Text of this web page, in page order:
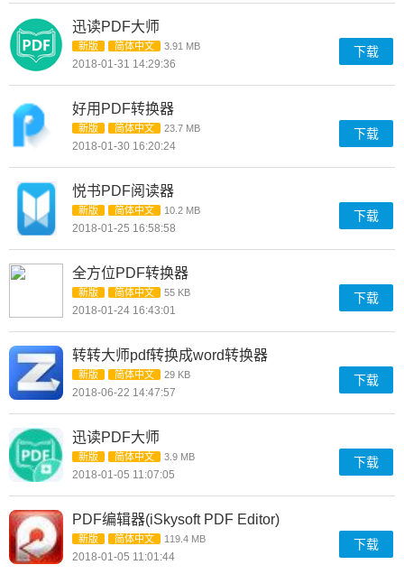
迅读PDF大师
新版 简体中文 3.91 MB
2018-01-31 14:29:36
下载
好用PDF转换器
新版 简体中文 23.7 MB
2018-01-30 16:20:24
下载
悦书PDF阅读器
新版 简体中文 10.2 MB
2018-01-25 16:58:58
下载
全方位PDF转换器
新版 简体中文 55 KB
2018-01-24 16:43:01
下载
转转大师pdf转换成word转换器
新版 简体中文 29 KB
2018-06-22 14:47:57
下载
迅读PDF大师
新版 简体中文 3.9 MB
2018-01-05 11:07:05
下载
PDF编辑器(iSkysoft PDF Editor)
新版 简体中文 119.4 MB
2018-01-05 11:01:44
下载